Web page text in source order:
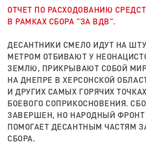
ОТЧЕТ ПО РАСХОДОВАНИЮ
В РАМКАХ СБОРА "ЗА ВДВ".
ДЕСАНТНИКИ СМЕЛО ИДУТ НА
МЕТРОМ ОТБИВАЮТ У
ЗЕМЛЮ, ПРИКРЫВАЮТ СОБОЙ
НА ДНЕПРЕ В ХЕРСОНСКОЙ
И ДРУГИХ САМЫХ ГОРЯЧИХ
БОЕВОГО СОПРИКОСНОВЕНИЯ.
ЗАВЕРШЕН, НО НАРОДНЫЙ ФРОНТ
ПОМОГАЕТ ДЕСАНТНЫМ ЧАСТЯМ
СБОРА.